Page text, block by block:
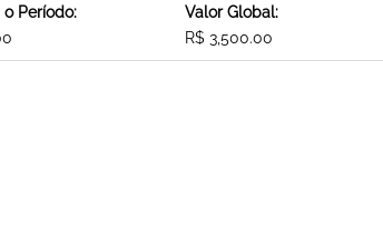
Período:
Valor Global:
R$ 3,500.00